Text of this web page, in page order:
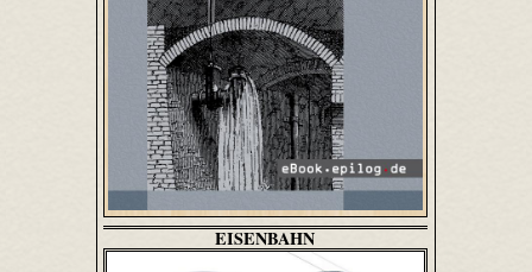
EISENBAHN